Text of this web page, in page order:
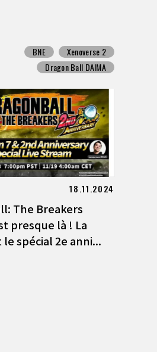
BNE
Xenoverse 2
Dragon Ball DAIMA
18.11.2024
The Breakers
presque là ! La
le spécial 2e anni...